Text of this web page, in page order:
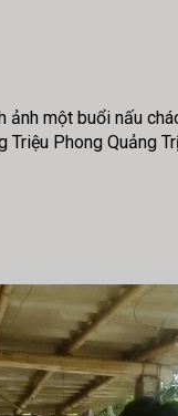
ảnh một buổi nấu
Triệu Phong Quảng Trị